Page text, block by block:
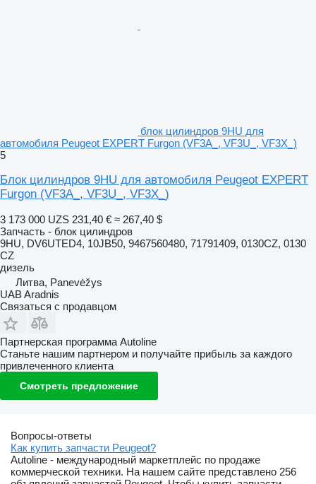
блок цилиндров 9HU для
автомобиля Peugeot EXPERT Furgon (VF3A_, VF3U_, VF3X_)
5
Блок цилиндров 9HU для автомобиля Peugeot EXPERT
Furgon (VF3A_, VF3U_, VF3X_)
3 173 000 UZS 231,40 € ≈ 267,40 $
Запчасть - блок цилиндров
9HU, DV6UTED4, 10JB50, 9467560480, 71791409, 0130CZ, 0130
CZ
дизель
Литва, Panevėžys
UAB Aradnis
Связаться с продавцом
Партнерская программа Autoline
Станьте нашим партнером и получайте прибыль за каждого
привлеченного клиента
Смотреть предложение
Вопросы-ответы
Как купить запчасти Peugeot?
Autoline - международный маркетплейс по продаже
коммерческой техники. На нашем сайте представлено 256